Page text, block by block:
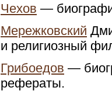
Чехов —
Мережковский
и религиозный
Грибоедов —
рефераты.